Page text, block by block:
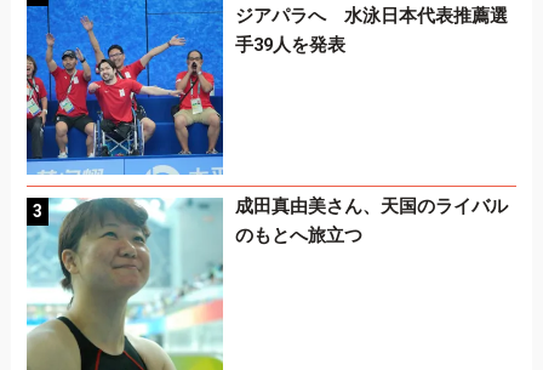
ジアパラへ 水泳日本代表推薦選
手39人を発表
成田真由美さん、天国のライバル
のもとへ旅立つ